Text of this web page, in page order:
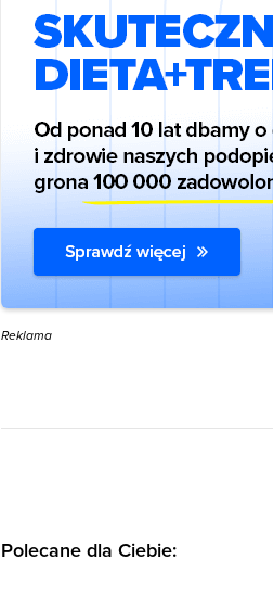
Reklama
Polecane dla Ciebie: